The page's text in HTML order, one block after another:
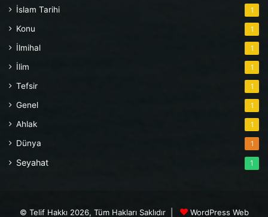
İslam Tarihi 1
Konu 1
İlmihal 1
İlim 1
Tefsir 1
Genel 1
Ahlak 1
Dünya 1
Seyahat 1
© Telif Hakkı 2026, Tüm Hakları Saklıdır | WordPress Web